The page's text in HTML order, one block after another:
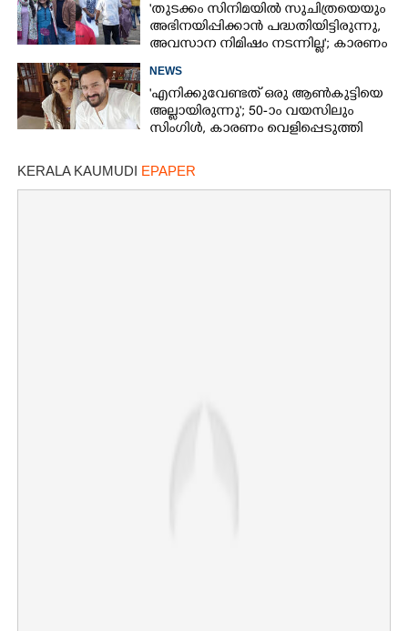
'തുടക്കം സിനിമയിൽ സുചിത്രയെയും
അഭിനയിപ്പിക്കാൻ പദ്ധതിയിട്ടിരുന്നു,​
അവസാന നിമിഷം നടന്നില്ല'; കാരണം
NEWS
'എനിക്കുവേണ്ടത് ഒരു ആൺകുട്ടിയെ
അല്ലായിരുന്നു'; 50-ാം വയസിലും
സിംഗിൾ, കാരണം വെളിപ്പെടുത്തി
KERALA KAUMUDI EPAPER